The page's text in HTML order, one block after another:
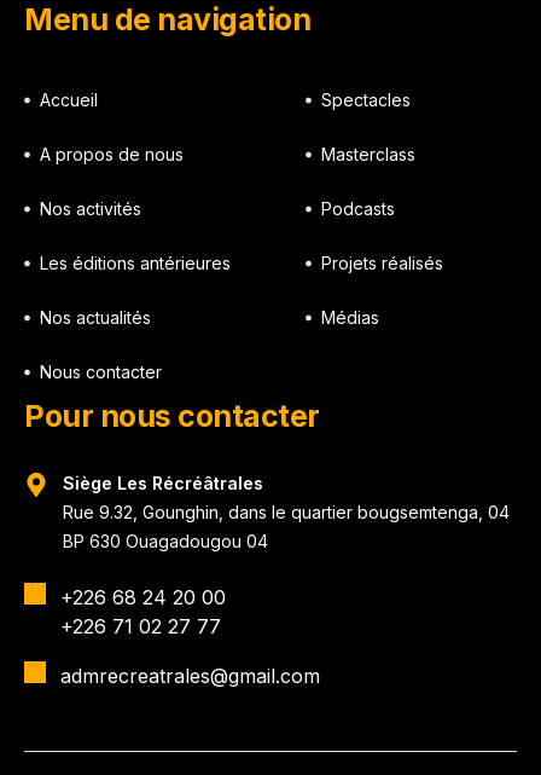
Menu de navigation
Accueil
A propos de nous
Nos activités
Les éditions antérieures
Nos actualités
Nous contacter
Spectacles
Masterclass
Podcasts
Projets réalisés
Médias
Pour nous contacter
Siège Les Récréâtrales
Rue 9.32, Gounghin, dans le quartier bougsemtenga, 04
BP 630 Ouagadougou 04
+226 68 24 20 00
+226 71 02 27 77
admrecreatrales@gmail.com